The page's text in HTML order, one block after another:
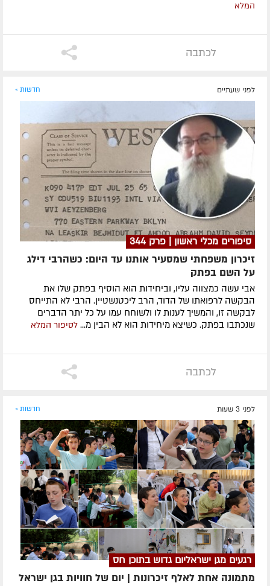
המלא
לכתבה
לפני שעתיים חדשות »
סיפורים מכלי ראשון | פרק 344
זיכרון משפחתי שמסעיר אותנו עד היום: כשהרבי דילג
על השם בפתק
אבי עשה כמצווה עליו, וביחידות הוא הוסיף בפתק שלו את
הבקשה לרפואתו של הדוד, הרב ליכטנשטיין. הרבי לא התייחס
לבקשה זו, והמשיך לענות לו ולשוחח עמו על כל יתר הדברים
שנכתבו בפתק. כשיצא מיחידות הוא לא הבין מ... לסיפור המלא
לכתבה
לפני 3 שעות חדשות »
רגעים מגן ישראליום גדוש בתוכן חס
מתמונה אחת לאלף זיכרונות | יום של חוויות בגן ישראל